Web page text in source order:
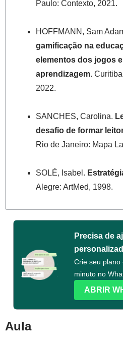
Paulo: Contexto, 2021.
HOFFMANN, Sam
gamificação na
elementos dos jogos
aprendizagem.
2022.
SANCHES, Carolina.
desafio de formar
Rio de Janeiro: Mapa
SOLÉ, Isabel.
Alegre: ArtMed, 1998.
Precisa de
Crie seu plano
minuto no
ABRIR
Aula